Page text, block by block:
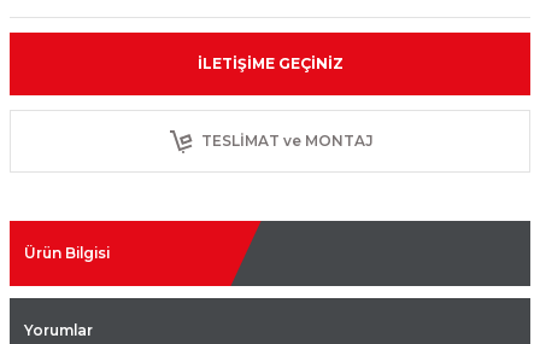
İLETIŞIME GEÇINIZ
TESLİMAT ve MONTAJ
Ürün Bilgisi
Yorumlar